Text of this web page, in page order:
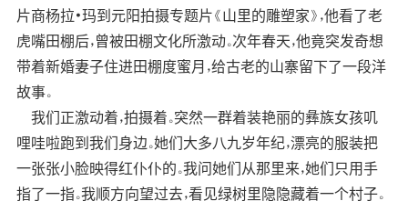
片商杨拉•玛到元阳拍摄专题片《山里的雕塑家》，他看了老
虎嘴田棚后，曾被田棚文化所激动。次年春天，他竟突发奇想
带着新婚妻子住进田棚度蜜月，给古老的山寨留下了一段洋
故事。
我们正激动着，拍摄着。突然一群着装艳丽的彝族女孩叽
哩哇啦跑到我们身边。她们大多八九岁年纪，漂亮的服装把
一张张小脸映得红仆仆的。我问她们从那里来，她们只用手
指了一指。我顺方向望过去，看见绿树里隐隐藏着一个村子。